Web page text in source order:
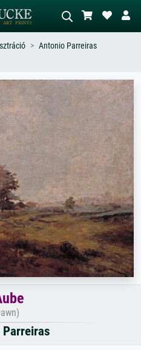
Írja le a jelenetet – pl. zöld rét, sok
piros absztrakt, sötét olajkép, álló akt
Antonio Parreiras